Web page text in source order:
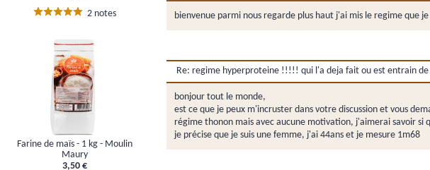
2 notes
Farine de maïs - 1 kg - Moulin
Maury
3,50 €
bienvenue parmi nous regarde plus haut j'ai mis le regime que
Re: regime hyperproteine !!!!! qui l'a deja fait ou est entrain
bonjour tout le monde,
est ce que je peux m'incruster dans votre discussion et vous
régime thonon mais avec aucune motivation, j'aimerai savoir
je précise que je suis une femme, j'ai 44ans et je mesure 1m68